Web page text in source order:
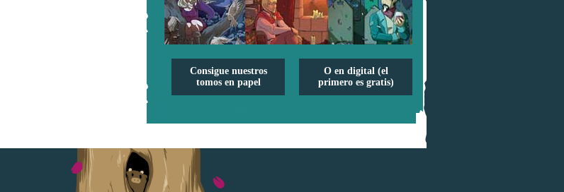
Consigue nuestros
tomos en papel
O en digital (el
primero es gratis)